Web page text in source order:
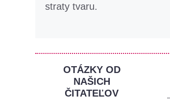
straty tvaru.
OTÁZKY OD
NAŠICH
ČITATEĽOV